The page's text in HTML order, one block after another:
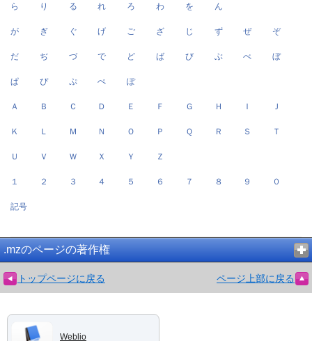
ら り る れ ろ わ を ん
が ぎ ぐ げ ご ざ じ ず ぜ ぞ
だ ぢ づ で ど ば び ぶ べ ぼ
ぱ ぴ ぷ ぺ ぽ
Ａ Ｂ Ｃ Ｄ Ｅ Ｆ Ｇ Ｈ Ｉ Ｊ
Ｋ Ｌ Ｍ Ｎ Ｏ Ｐ Ｑ Ｒ Ｓ Ｔ
Ｕ Ｖ Ｗ Ｘ Ｙ Ｚ
１ ２ ３ ４ ５ ６ ７ ８ ９ ０
記号
.mzのページの著作権
トップページに戻る ページ上部に戻る
Weblio